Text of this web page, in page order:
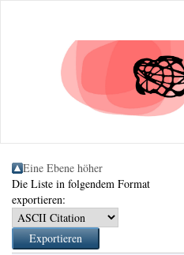
Eine Ebene höher
Die Liste in folgendem Format
exportieren: